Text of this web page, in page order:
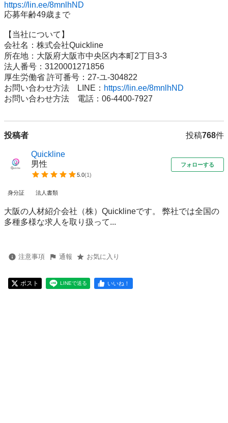
https://lin.ee/8mnlhND
応募年齢49歳まで
【当社について】
会社名：株式会社Quickline
所在地：大阪府大阪市中央区内本町2丁目3-3
法人番号：3120001271856
厚生労働省 許可番号：27-ユ-304822
お問い合わせ方法　LINE： https://lin.ee/8mnlhND
お問い合わせ方法　電話：06-4400-7927
投稿者 投稿768件
Quickline
男性
5.0(1)
フォローする
身分証 法人書類
大阪の人材紹介会社（株）Quicklineです。 弊社では全国の
多種多様な求人を取り扱って...
注意事項 通報 お気に入り
ポスト LINEで送る いいね！